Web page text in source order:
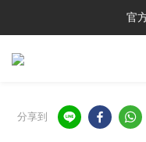
官
分享到